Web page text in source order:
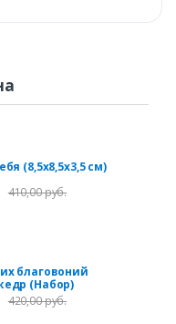
(8,5х8,5х3,5 см)
410,00 руб.
благовоний
(Набор)
420,00 руб.